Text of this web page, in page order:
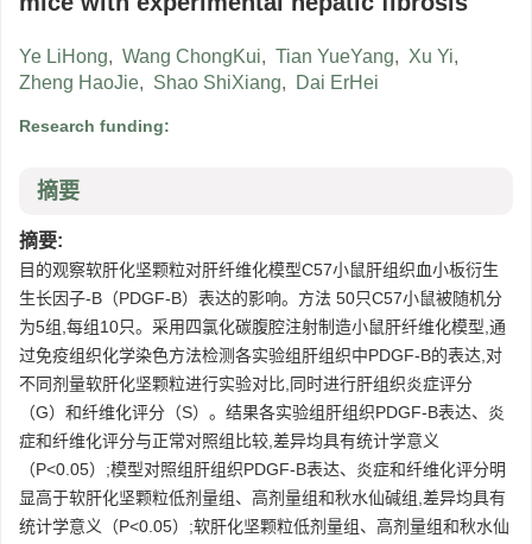
Ye LiHong, Wang ChongKui, Tian YueYang, Xu Yi,
Zheng HaoJie, Shao ShiXiang, Dai ErHei
Research funding:
摘要
摘要:
目的观察软肝化坚颗粒对肝纤维化模型C57小鼠肝组织血小板衍生
生长因子-B（PDGF-B）表达的影响。方法 50只C57小鼠被随机分
为5组,每组10只。采用四氯化碳腹腔注射制造小鼠肝纤维化模型,通
过免疫组织化学染色方法检测各实验组肝组织中PDGF-B的表达,对
不同剂量软肝化坚颗粒进行实验对比,同时进行肝组织炎症评分
（G）和纤维化评分（S）。结果各实验组肝组织PDGF-B表达、炎
症和纤维化评分与正常对照组比较,差异均具有统计学意义
（P<0.05）;模型对照组肝组织PDGF-B表达、炎症和纤维化评分明
显高于软肝化坚颗粒低剂量组、高剂量组和秋水仙碱组,差异均具有
统计学意义（P<0.05）;软肝化坚颗粒低剂量组、高剂量组和秋水仙